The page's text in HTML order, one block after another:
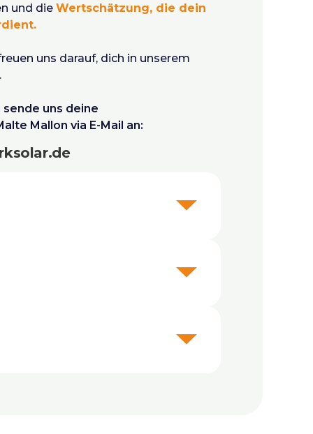
und die Wertschätzung, die dein
uns darauf, dich in unserem
sende uns deine
Mallon via E-Mail an:
und kurzen
der